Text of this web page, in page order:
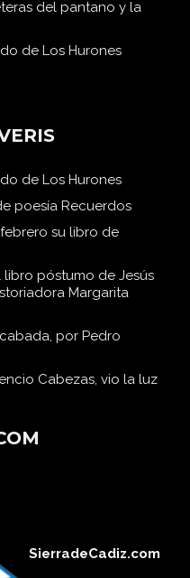
del pantano y la
su libro de
póstumo de Jesús
Margarita
por Pedro